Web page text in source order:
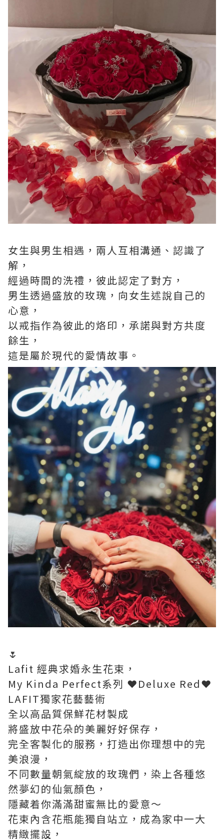
女生與男生相遇，兩人互相溝通、認識了
解，
經過時間的洗禮，彼此認定了對方，
男生透過盛放的玫瑰，向女生述說自己的
心意，
以戒指作為彼此的烙印，承諾與對方共度
餘生，
這是屬於現代的愛情故事。
🌷
Lafit 經典求婚永生花束，
My Kinda Perfect系列 ❤️Deluxe Red❤️
LAFIT獨家花藝藝術
全以高品質保鮮花材製成
將盛放中花朵的美麗好好保存，
完全客製化的服務，打造出你理想中的完
美浪漫，
不同數量朝氣綻放的玫瑰們，染上各種悠
然夢幻的仙氣顏色，
隱藏着你滿滿甜蜜無比的愛意～
花束內含花瓶能獨自站立，成為家中一大
精緻擺設，